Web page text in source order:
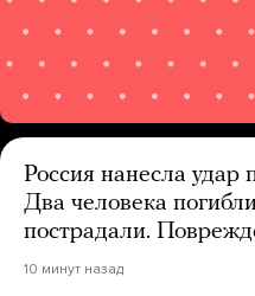
Россия нанесла удар
Два человека
пострадали.
10 минут назад